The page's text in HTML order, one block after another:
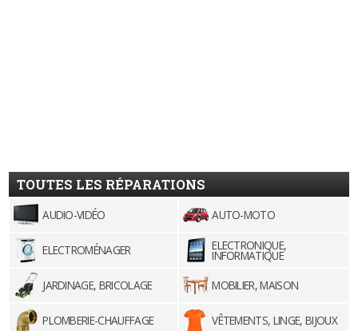
TOUTES LES RÉPARATIONS
AUDIO-VIDÉO AUTO-MOTO
ELECTROMÉNAGER ELECTRONIQUE,
INFORMATIQUE
JARDINAGE, BRICOLAGE
MOBILIER, MAISON
PLOMBERIE-CHAUFFAGE VÊTEMENTS, LINGE, BIJOUX